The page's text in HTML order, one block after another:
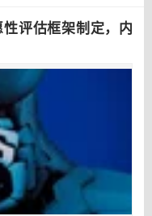
评估框架制定，内